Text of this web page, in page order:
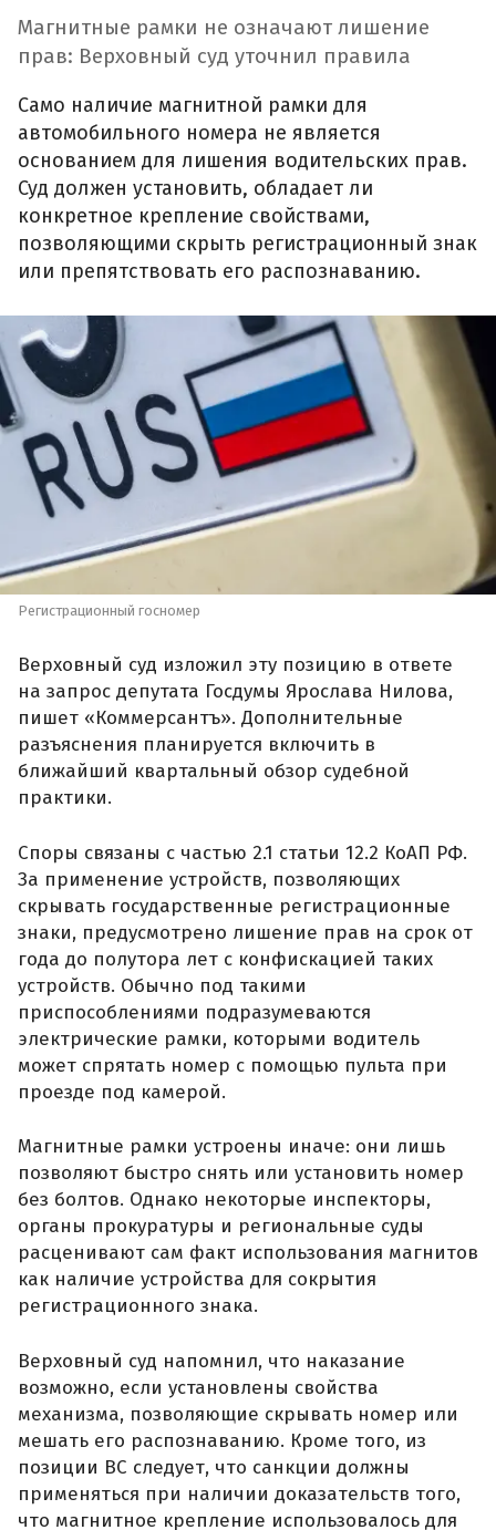
Магнитные рамки не означают лишение
прав: Верховный суд уточнил правила
Само наличие магнитной рамки для
автомобильного номера не является
основанием для лишения водительских прав.
Суд должен установить, обладает ли
конкретное крепление свойствами,
позволяющими скрыть регистрационный знак
или препятствовать его распознаванию.
Регистрационный госномер
Верховный суд изложил эту позицию в ответе
на запрос депутата Госдумы Ярослава Нилова,
пишет «Коммерсантъ». Дополнительные
разъяснения планируется включить в
ближайший квартальный обзор судебной
практики.
Споры связаны с частью 2.1 статьи 12.2 КоАП РФ.
За применение устройств, позволяющих
скрывать государственные регистрационные
знаки, предусмотрено лишение прав на срок от
года до полутора лет с конфискацией таких
устройств. Обычно под такими
приспособлениями подразумеваются
электрические рамки, которыми водитель
может спрятать номер с помощью пульта при
проезде под камерой.
Магнитные рамки устроены иначе: они лишь
позволяют быстро снять или установить номер
без болтов. Однако некоторые инспекторы,
органы прокуратуры и региональные суды
расценивают сам факт использования магнитов
как наличие устройства для сокрытия
регистрационного знака.
Верховный суд напомнил, что наказание
возможно, если установлены свойства
механизма, позволяющие скрывать номер или
мешать его распознаванию. Кроме того, из
позиции ВС следует, что санкции должны
применяться при наличии доказательств того,
что магнитное крепление использовалось для